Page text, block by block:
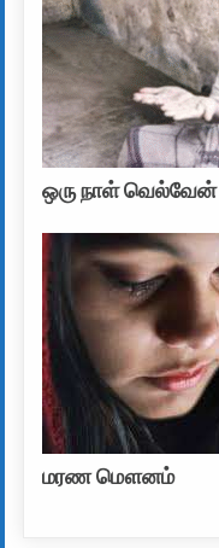
ஒரு நாள் வெல்வேன்
மரண மௌனம்